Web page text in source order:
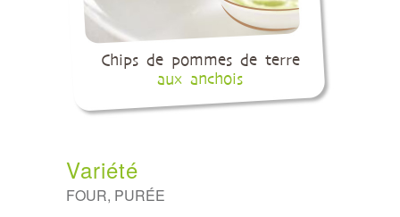
Chips de pommes de terre
aux anchois
Variété
FOUR, PURÉE